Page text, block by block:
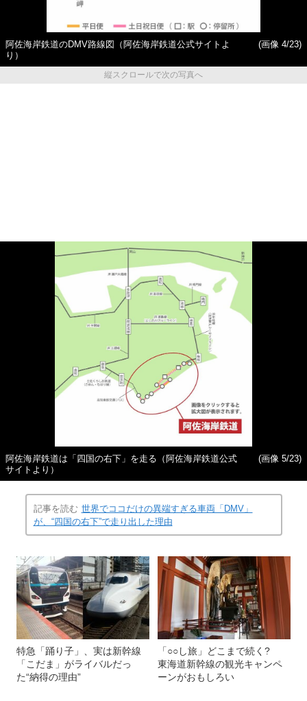
阿佐海岸鉄道のDMV路線図（阿佐海岸鉄道公式サイトよ
り）
(画像 4/23)
縦スクロールで次の写真へ
阿佐海岸鉄道は「四国の右下」を走る（阿佐海岸鉄道公式
サイトより）
(画像 5/23)
記事を読む 世界でココだけの異端すぎる車両「DMV」
が、“四国の右下”で走り出した理由
特急「踊り子」、実は新幹線
「こだま」がライバルだっ
た“納得の理由”
「○○し旅」どこまで続く?
東海道新幹線の観光キャンペ
ーンがおもしろい